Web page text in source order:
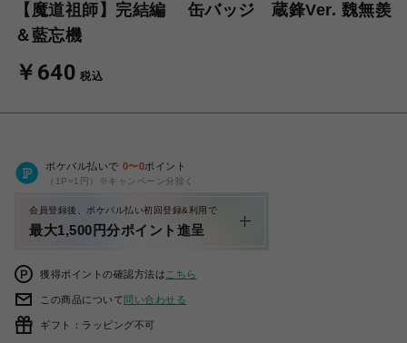
【魔道祖師】完結編 缶バッジ 蔵鋒Ver. 魏無羨
＆藍忘機
￥640 税込
ポケパル払いで 0〜0ポイント
（1P=1円）※キャンペーン分除く
会員登録後、ポケパル払い初回登録&利用で
最大1,500円分ポイント進呈
獲得ポイントの確認方法は こちら
この商品について問い合わせる
ギフト：ラッピング不可